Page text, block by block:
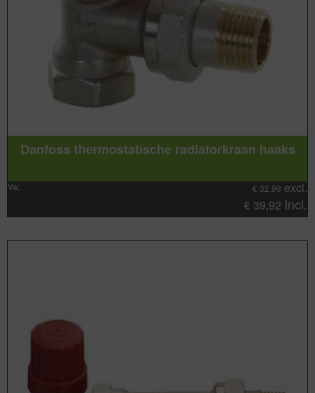
Danfoss thermostatische radiatorkraan haaks
Va: € 32,99 excl.
€ 39,92 incl.